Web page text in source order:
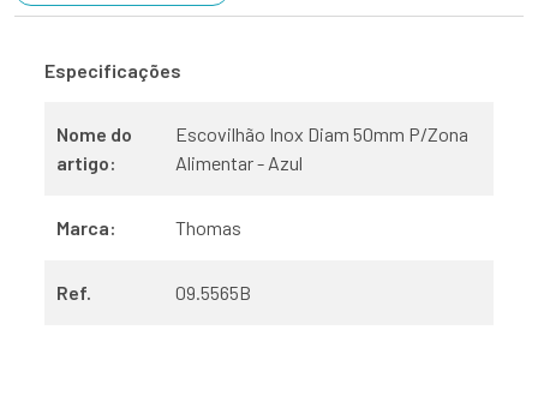
Especificações
Nome do
artigo:
Escovilhão Inox Diam 50mm P/Zona
Alimentar - Azul
Marca: Thomas
Ref. 09.5565B